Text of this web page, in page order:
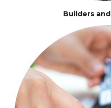
Builders